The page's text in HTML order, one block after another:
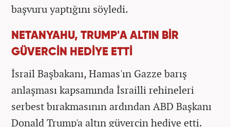
başvuru yaptığını söyledi.
NETANYAHU, TRUMP'A ALTIN BİR
GÜVERCİN HEDİYE ETTİ
İsrail Başbakanı, Hamas'ın Gazze barış
anlaşması kapsamında İsrailli rehineleri
serbest bırakmasının ardından ABD Başkanı
Donald Trump'a altın güvercin hediye etti.